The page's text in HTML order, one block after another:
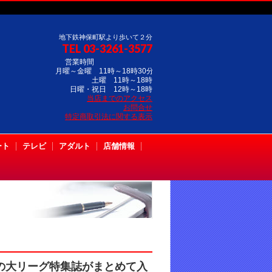
地下鉄神保町駅より歩いて２分
TEL 03-3261-3577
営業時間
月曜～金曜 11時～18時30分
土曜 11時～18時
日曜・祝日 12時～18時
当店までのアクセス
お問合せ
特定商取引法に関する表示
テレビ アダルト 店舗情報
リーグ特集誌がまとめて入